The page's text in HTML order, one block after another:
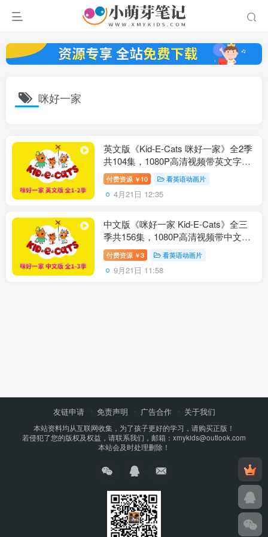
咪好一家
英文版《Kid-E-Cats 咪好一家》全2季
共104集，1080P高清视频带英文字
幕，带配套音频MP3，百度云网盘下
载！
付费资源 ￥ 10 看英语动画片
4月21日 12:35
中文版《咪好一家 Kid-E-Cats》全三
季共156集，1080P高清视频带中文字
幕，百度云网盘下载！
付费资源 ￥3 看英语动画片
9月21日 11:58
友链申请 免责声明 广告合作 关于我们
本站资料均从互联网收集，为了孩子更好的学习，请购买正版！
若侵犯了您的版权及权益，请联系我们，邮箱：xmykids@outlook.com
本站会及时处理删除！